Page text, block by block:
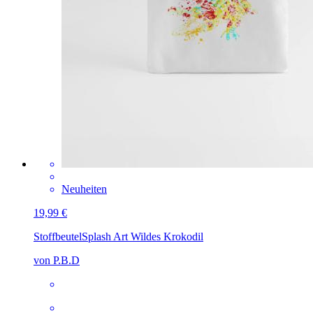
Neuheiten
19,99 €
StoffbeutelSplash Art Wildes Krokodil
von P.B.D